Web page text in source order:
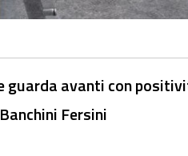
guarda avanti con
Fersini